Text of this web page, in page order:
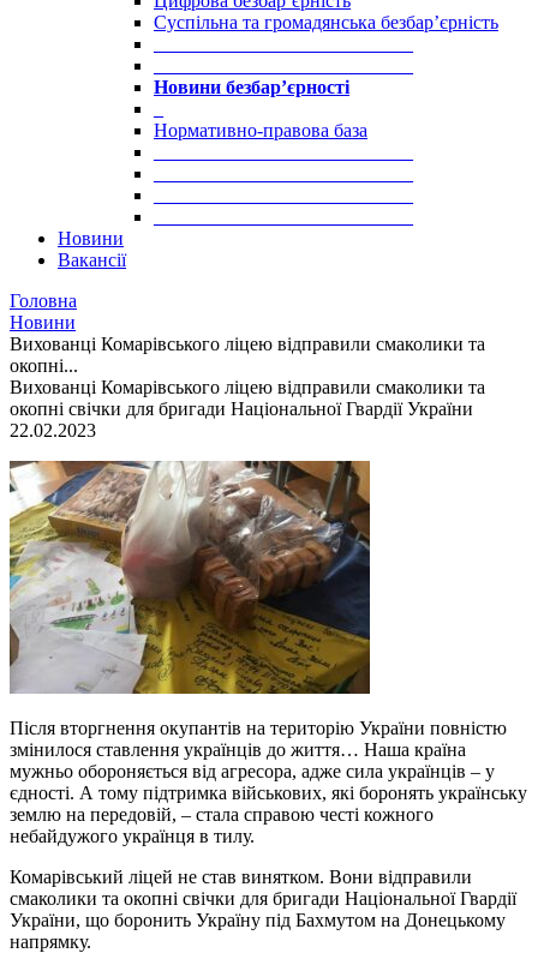
Суспільна та громадянська безбар’єрність
Новини безбар’єрності
Нормативно-правова база
Новини
Вакансії
Головна
Новини
Вихованці Комарівського ліцею відправили смаколики та
окопні...
Вихованці Комарівського ліцею відправили смаколики та
окопні свічки для бригади Національної Гвардії України
22.02.2023
Після вторгнення окупантів на територію України повністю
змінилося ставлення українців до життя… Наша країна
мужньо обороняється від агресора, адже сила українців – у
єдності. А тому підтримка військових, які боронять українську
землю на передовій, – стала справою честі кожного
небайдужого українця в тилу.
Комарівський ліцей не став винятком. Вони відправили
смаколики та окопні свічки для бригади Національної Гвардії
України, що боронить Україну під Бахмутом на Донецькому
напрямку.